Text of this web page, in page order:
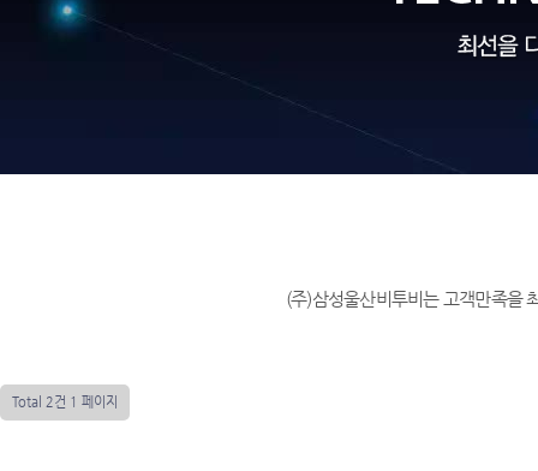
(주)삼성울산비투비는 고객만족을
Total 2건 1 페이지